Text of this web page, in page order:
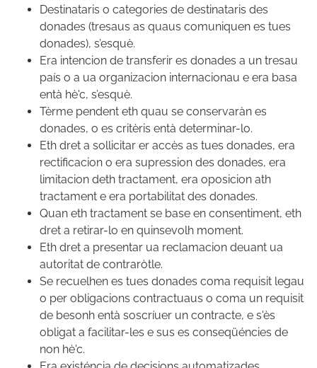
Destinataris o categories de destinataris des
donades (tresaus as quaus comuniquen es tues
donades), s’esquè.
Era intencion de transferir es donades a un tresau
país o a ua organizacion internacionau e era basa
entà hè'c, s’esquè.
Tèrme pendent eth quau se conservaràn es
donades, o es critèris entà determinar-lo.
Eth dret a sollicitar er accès as tues donades, era
rectificacion o era supression des donades, era
limitacion deth tractament, era oposicion ath
tractament e era portabilitat des donades.
Quan eth tractament se base en consentiment, eth
dret a retirar-lo en quinsevolh moment.
Eth dret a presentar ua reclamacion deuant ua
autoritat de contraròtle.
Se recuelhen es tues donades coma requisit legau
o per obligacions contractuaus o coma un requisit
de besonh entà soscríuer un contracte, e s'ès
obligat a facilitar-les e sus es conseqüéncies de
non hè'c.